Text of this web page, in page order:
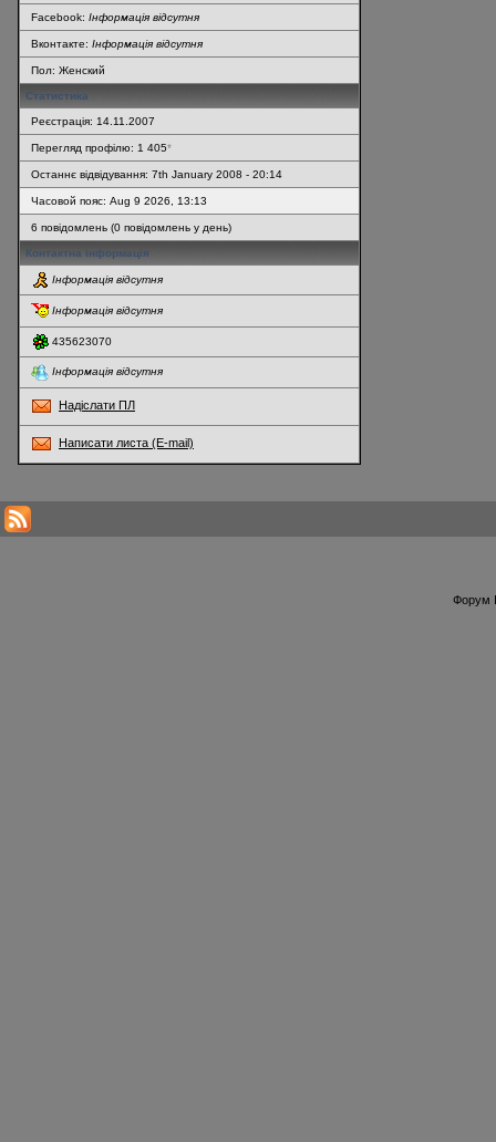
Facebook: Інформація відсутня
Вконтакте: Інформація відсутня
Пол: Женский
Статистика
Реєстрація: 14.11.2007
Перегляд профілю: 1 405*
Останнє відвідування: 7th January 2008 - 20:14
Часовой пояс: Aug 9 2026, 13:13
6 повідомлень (0 повідомлень у день)
Контактна інформація
Інформація відсутня
Інформація відсутня
435623070
Інформація відсутня
Надіслати ПЛ
Написати листа (E-mail)
Форум